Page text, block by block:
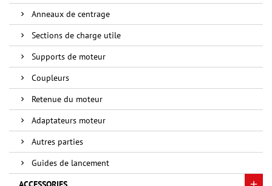
Anneaux de centrage
Sections de charge utile
Supports de moteur
Coupleurs
Retenue du moteur
Adaptateurs moteur
Autres parties
Guides de lancement